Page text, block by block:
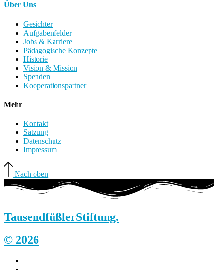
Über Uns
Gesichter
Aufgabenfelder
Jobs & Karriere
Pädagogische Konzepte
Historie
Vision & Mission
Spenden
Kooperationspartner
Mehr
Kontakt
Satzung
Datenschutz
Impressum
Nach oben
TausendfüßlerStiftung.
© 2026